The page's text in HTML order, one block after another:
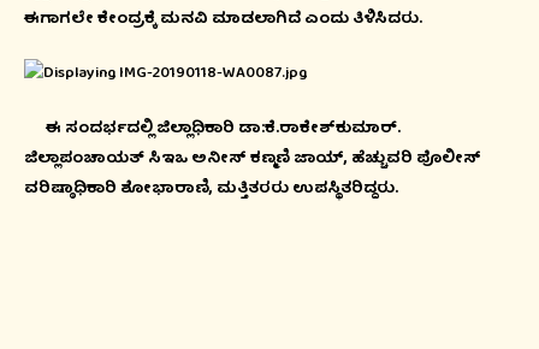
ಈಗಾಗಲೇ ಕೇಂದ್ರಕ್ಕೆ ಮನವಿ ಮಾಡಲಾಗಿದೆ ಎಂದು ತಿಳಿಸಿದರು.
ಈ ಸಂದರ್ಭದಲ್ಲಿ ಜಿಲ್ಲಾಧಿಕಾರಿ ಡಾ:ಕೆ.ರಾಕೇಶ್‍ಕುಮಾರ್.
ಜಿಲ್ಲಾಪಂಚಾಯತ್ ಸಿಇಒ ಅನೀಸ್ ಕಣ್ಮಣಿ ಜಾಯ್, ಹೆಚ್ಚುವರಿ ಪೊಲೀಸ್
ವರಿಷ್ಠಾಧಿಕಾರಿ ಶೋಭಾರಾಣಿ, ಮತ್ತಿತರರು ಉಪಸ್ಥಿತರಿದ್ದರು.